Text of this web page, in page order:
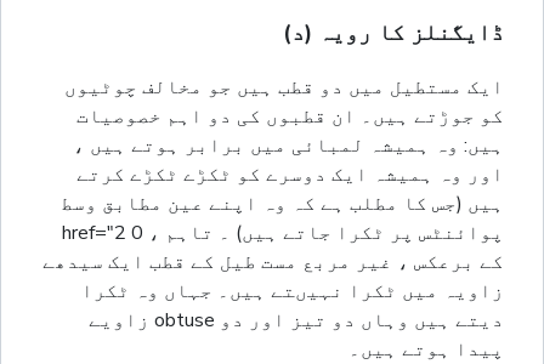
ڈایگنلز کا رویہ (د)
ایک مستطیل میں دو قطب ہیں جو مخالف چوٹیوں
کو جوڑتے ہیں۔ ان قطبوں کی دو اہم خصوصیات
ہیں: وہ ہمیشہ لمبائی میں برابر ہوتے ہیں ،
اور وہ ہمیشہ ایک دوسرے کو ٹکڑے ٹکڑے کرتے
ہیں (جس کا مطلب ہے کہ وہ اپنے عین مطابق وسط
پوائنٹس پر ٹکرا جاتے ہیں) ۔ تاہم ، 0 href="2
کے برعکس ، غیر مربع مست طیل کے قطب ایک سیدھے
زاویہ میں ٹکرا نہیںتے ہیں۔ جہاں وہ ٹکرا
دیتے ہیں وہاں دو تیز اور دو obtuse زاویے
پیدا ہوتے ہیں۔